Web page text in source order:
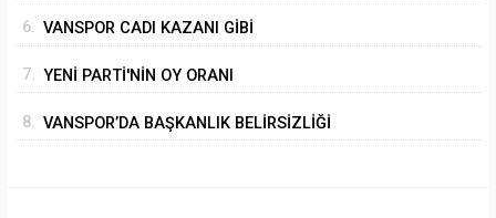
6. VANSPOR CADI KAZANI GİBİ
7. YENİ PARTİ'NİN OY ORANI
8. VANSPOR’DA BAŞKANLIK BELİRSİZLİĞİ